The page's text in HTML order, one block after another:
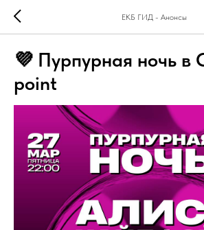
ЕКБ ГИД - Анонсы
💜 Пурпурная ночь в
point